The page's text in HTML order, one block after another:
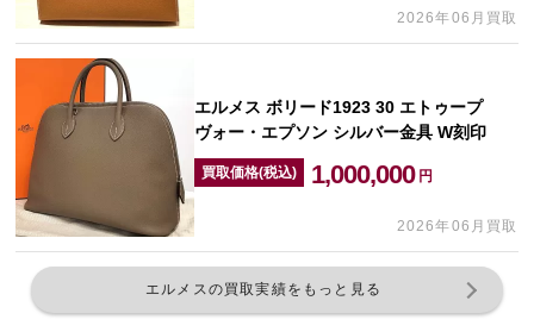
2026年06月買取
エルメス ボリード1923 30 エトゥープ
ヴォー・エプソン シルバー金具 W刻印
買取価格(税込) 1,000,000 円
2026年06月買取
エルメスの買取実績をもっと見る